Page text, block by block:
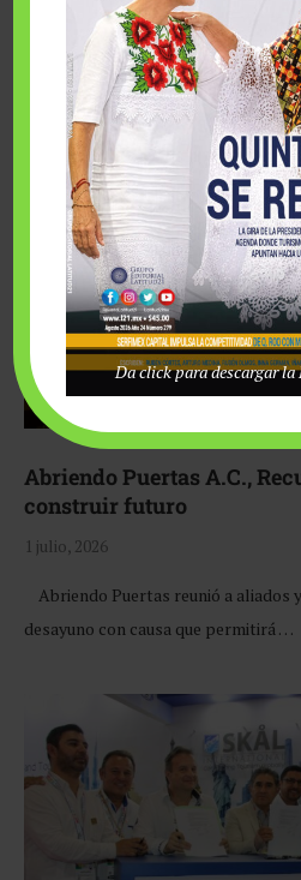
Fairmont Mayakoba y Make-A-
esfuerzos para hacer realidad el
Abriendo Puertas A.C.,
construir futuro
1 julio, 2026
Abriendo Puertas reunió a aliados
desayuno con causa que permitirá …
Da click para descargar la